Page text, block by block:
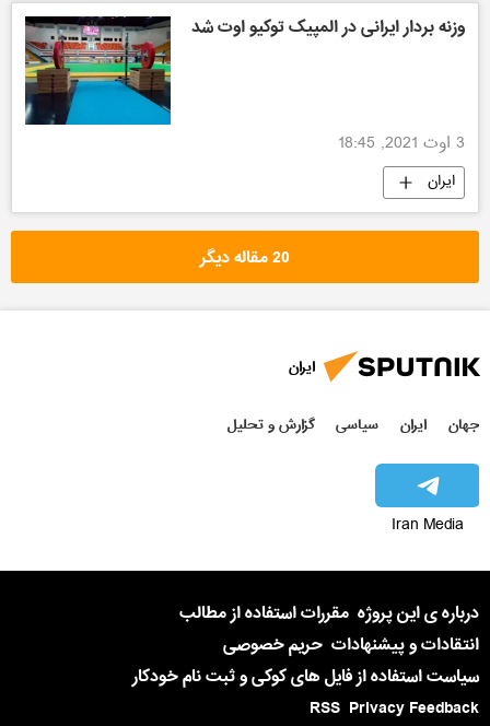
وزنه بردار ایرانی در المپیک توکیو اوت شد
3 اوت 2021, 18:45
ایران
20 مقاله دیگر
ایران
جهان ایران سیاسی گزارش و تحلیل
Iran Media
درباره ی این پروژه مقررات استفاده از مطالب
انتقادات و پیشنهادات حریم خصوصی
سیاست استفاده از فایل های کوکی و ثبت نام خودکار
Privacy Feedback
RSS